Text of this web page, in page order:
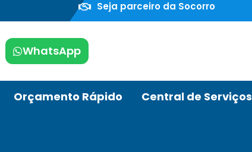
Seja parceiro da Socorro
WhatsApp
Orçamento Rápido Central de Serviços